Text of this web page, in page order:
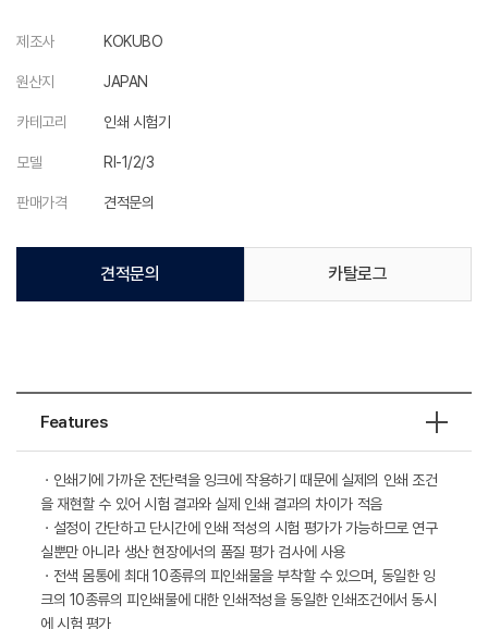
제조사 KOKUBO
원산지 JAPAN
카테고리 인쇄 시험기
모델 RI-1/2/3
판매가격 견적문의
견적문의 카탈로그
Features
ㆍ인쇄기에 가까운 전단력을 잉크에 작용하기 때문에 실제의 인쇄 조건
을 재현할 수 있어 시험 결과와 실제 인쇄 결과의 차이가 적음
ㆍ설정이 간단하고 단시간에 인쇄 적성의 시험 평가가 가능하므로 연구
실뿐만 아니라 생산 현장에서의 품질 평가 검사에 사용
ㆍ전색 몸통에 최대 10종류의 피인쇄물을 부착할 수 있으며, 동일한 잉
크의 10종류의 피인쇄물에 대한 인쇄적성을 동일한 인쇄조건에서 동시
에 시험 평가